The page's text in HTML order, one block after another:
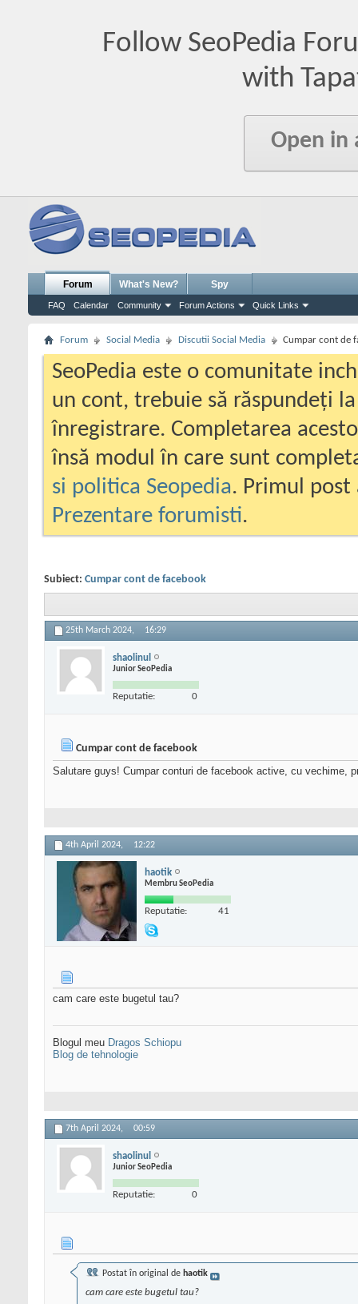
Follow SeoPedia
with
Open in
Forum
FAQ Calendar Community Forum Actions Quick Links
What's New? Spy
Forum Social Media Discutii Social Media Cumpar cont de
SeoPedia este o comunitate
un cont, trebuie să răspundeți
înregistrare. Completarea
însă modul în care sunt
si politica Seopedia. Primul
Prezentare forumisti.
Subiect: Cumpar cont de facebook
25th March 2024, 16:29
shaolinul
Junior SeoPedia
Reputatie: 0
Cumpar cont de facebook
Salutare guys! Cumpar conturi de facebook active, cu vechime,
4th April 2024, 12:22
haotik
Membru SeoPedia
Reputatie: 41
cam care este bugetul tau?
Blogul meu Dragos Schiopu
Blog de tehnologie
7th April 2024, 00:59
shaolinul
Junior SeoPedia
Reputatie: 0
Postat în original de haotik
cam care este bugetul tau?